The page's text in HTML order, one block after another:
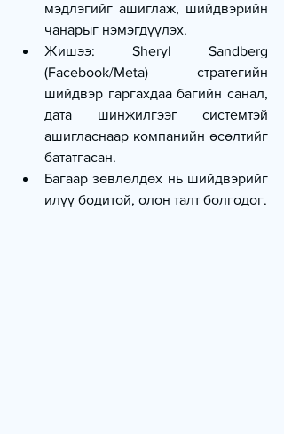
мэдлэгийг ашиглаж, шийдвэрийн
чанарыг нэмэгдүүлэх.
Жишээ: Sheryl Sandberg
(Facebook/Meta) стратегийн
шийдвэр гаргахдаа багийн санал,
дата шинжилгээг системтэй
ашигласнаар компанийн өсөлтийг
бататгасан.
Багаар зөвлөлдөх нь шийдвэрийг
илүү бодитой, олон талт болгодог.